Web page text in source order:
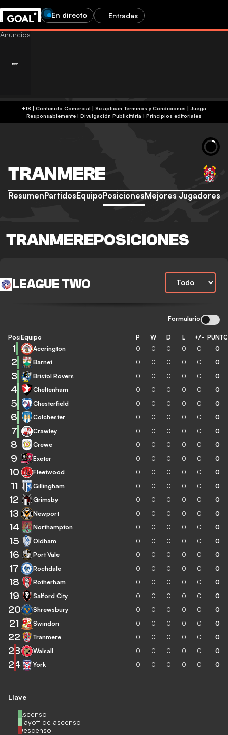
En directo Entradas
+18 | Contenido Comercial | Se aplican Términos y Condiciones | Juega
Responsablemente | Divulgación Publicitária | Principios editoriales
TRANMERE
ResumenPartidosEquipoPosicionesMejores Jugadores
TRANMEREPOSICIONES
LEAGUE TWO
Formulario
Llave
Ascenso
Playoff de ascenso
Descenso
Posición
Equipo P W D L +/-
1 Accrington 0 0 0 0 0 0
2 Barnet 0 0 0 0 0 0
3 Bristol Rovers 0 0 0 0 0 0
4 Cheltenham 0 0 0 0 0 0
5 Chesterfield 0 0 0 0 0 0
6 Colchester 0 0 0 0 0 0
7 Crawley 0 0 0 0 0 0
8 Crewe 0 0 0 0 0 0
9 Exeter 0 0 0 0 0 0
10 Fleetwood 0 0 0 0 0 0
11 Gillingham 0 0 0 0 0 0
12 Grimsby 0 0 0 0 0 0
13 Newport 0 0 0 0 0 0
14 Northampton 0 0 0 0 0 0
15 Oldham 0 0 0 0 0 0
16 Port Vale 0 0 0 0 0 0
17 Rochdale 0 0 0 0 0 0
18 Rotherham 0 0 0 0 0 0
19 Salford City 0 0 0 0 0 0
20 Shrewsbury 0 0 0 0 0 0
21 Swindon 0 0 0 0 0 0
22 Tranmere 0 0 0 0 0 0
23 Walsall 0 0 0 0 0 0
24 York 0 0 0 0 0 0